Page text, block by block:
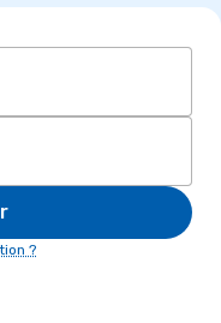
?